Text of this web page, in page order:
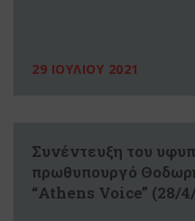
29 ΙΟΥΛΙΟΥ 2021
Συνέντευξη του
πρωθυπουργό
“Athens Voice” (28/